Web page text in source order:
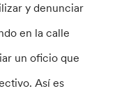
y denunciar
en la calle
un oficio que
Así es